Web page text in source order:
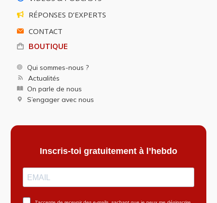
RÉPONSES D’EXPERTS
CONTACT
BOUTIQUE
Qui sommes-nous ?
Actualités
On parle de nous
S’engager avec nous